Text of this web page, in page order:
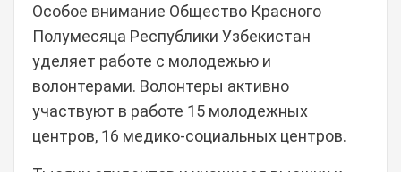
Особое внимание Общество Красного
Полумесяца Республики Узбекистан
уделяет работе с молодежью и
волонтерами. Волонтеры активно
участвуют в работе 15 молодежных
центров, 16 медико-социальных центров.